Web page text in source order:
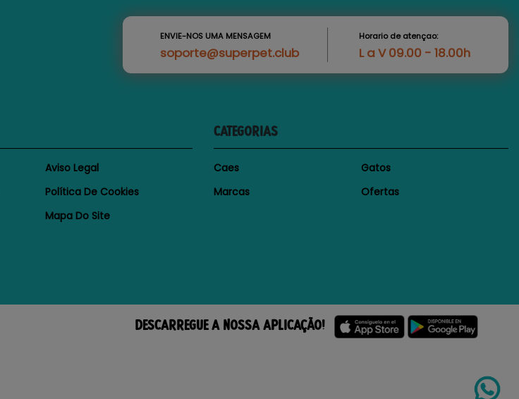
ENVIE-NOS UMA MENSAGEM
soporte@superpet.club
Horario de atençao:
L a V 09.00 - 18.00h
Aviso Legal
Política De Cookies
Mapa Do Site
CATEGORIAS
Caes
Gatos
Marcas
Ofertas
DESCARREGUE A NOSSA APLICAÇÃO!